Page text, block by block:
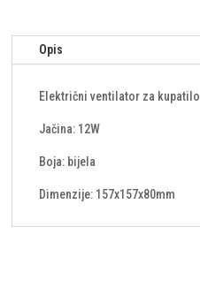
Opis
Električni ventilator za kupatilo
Jačina: 12W
Boja: bijela
Dimenzije: 157x157x80mm